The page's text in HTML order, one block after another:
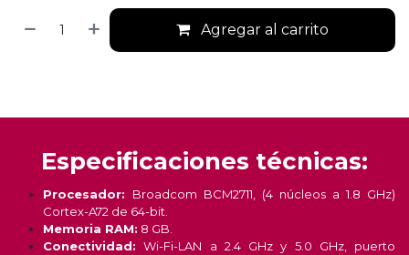
Agregar al carrito
Especificaciones técnicas:
Procesador: Broadcom BCM2711, (4 núcleos a 1.8 GHz)
Cortex-A72 de 64-bit.
Memoria RAM: 8 GB.
Conectividad: Wi-Fi-LAN a 2.4 GHz y 5.0 GHz, puerto